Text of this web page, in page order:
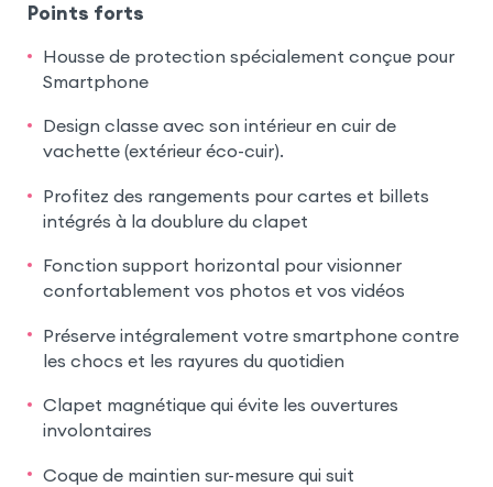
Points forts
Housse de protection spécialement conçue pour
Smartphone
Design classe avec son intérieur en cuir de
vachette (extérieur éco-cuir).
Profitez des rangements pour cartes et billets
intégrés à la doublure du clapet
Fonction support horizontal pour visionner
confortablement vos photos et vos vidéos
Préserve intégralement votre smartphone contre
les chocs et les rayures du quotidien
Clapet magnétique qui évite les ouvertures
involontaires
Coque de maintien sur-mesure qui suit